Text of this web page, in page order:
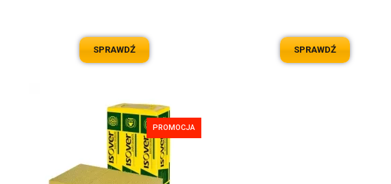
SPRAWDŹ SPRAWDŹ
PROMOCJA